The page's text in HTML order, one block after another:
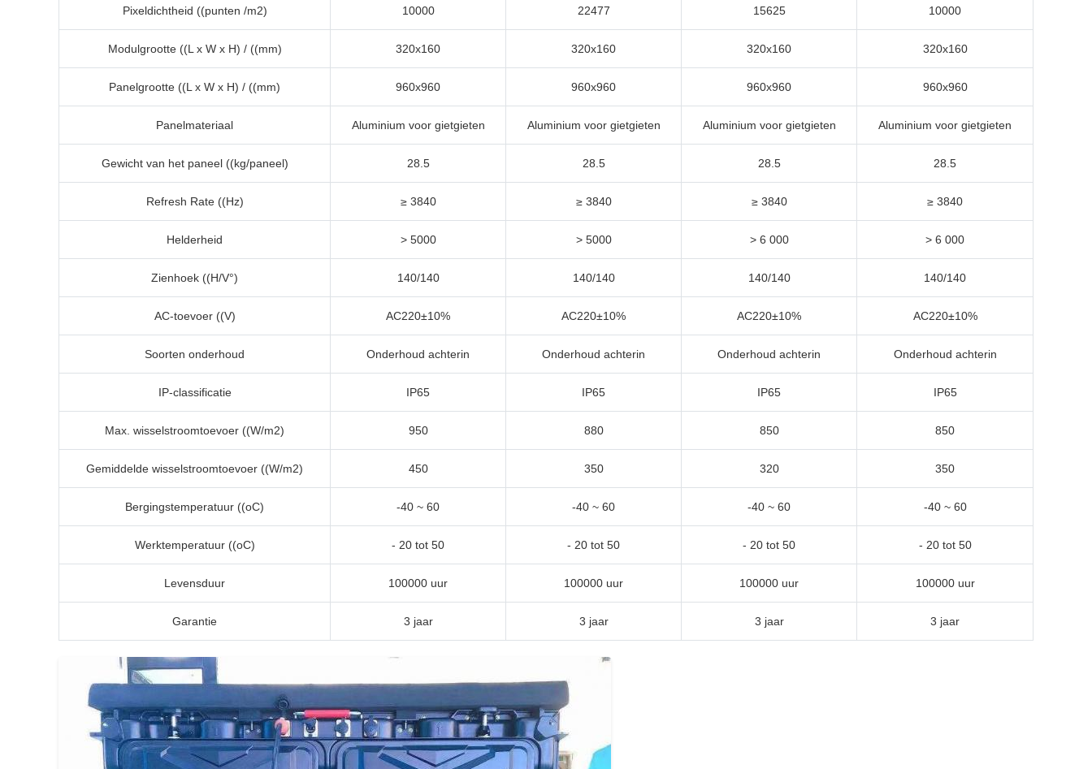
Pixeldichtheid ((punten /m2) 10000 22477 15625 10000
Modulgrootte ((L x W x H) / ((mm) 320x160 320x160 320x160 320x160
Panelgrootte ((L x W x H) / ((mm) 960x960 960x960 960x960 960x960
Panelmateriaal Aluminium voor gietgieten Aluminium voor gietgieten Aluminium voor gietgieten Aluminium voor gietgieten
Gewicht van het paneel ((kg/paneel) 28.5 28.5 28.5 28.5
Refresh Rate ((Hz) ≥ 3840 ≥ 3840 ≥ 3840 ≥ 3840
Helderheid > 5000 > 5000 > 6 000 > 6 000
Zienhoek ((H/V°) 140/140 140/140 140/140 140/140
AC-toevoer ((V) AC220±10% AC220±10% AC220±10% AC220±10%
Soorten onderhoud Onderhoud achterin Onderhoud achterin Onderhoud achterin Onderhoud achterin
IP-classificatie IP65 IP65 IP65 IP65
Max. wisselstroomtoevoer ((W/m2) 950 880 850 850
Gemiddelde wisselstroomtoevoer ((W/m2) 450 350 320 350
Bergingstemperatuur ((oC) -40 ~ 60 -40 ~ 60 -40 ~ 60 -40 ~ 60
Werktemperatuur ((oC) - 20 tot 50 - 20 tot 50 - 20 tot 50 - 20 tot 50
Levensduur 100000 uur 100000 uur 100000 uur 100000 uur
Garantie 3 jaar 3 jaar 3 jaar 3 jaar